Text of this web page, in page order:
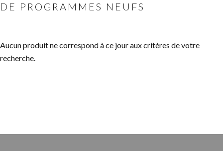
DE PROGRAMMES NEUFS
Aucun produit ne correspond à ce jour aux critères de votre
recherche.